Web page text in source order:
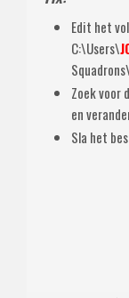
Edit het
C:\Users\
Zoek voor
en
Sla het